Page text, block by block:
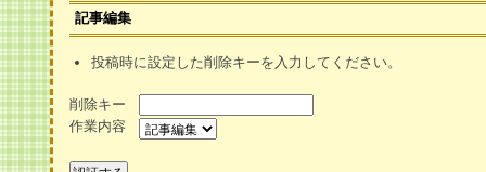
記事編集
投稿時に設定した削除キーを入力してください。
削除キー
作業内容